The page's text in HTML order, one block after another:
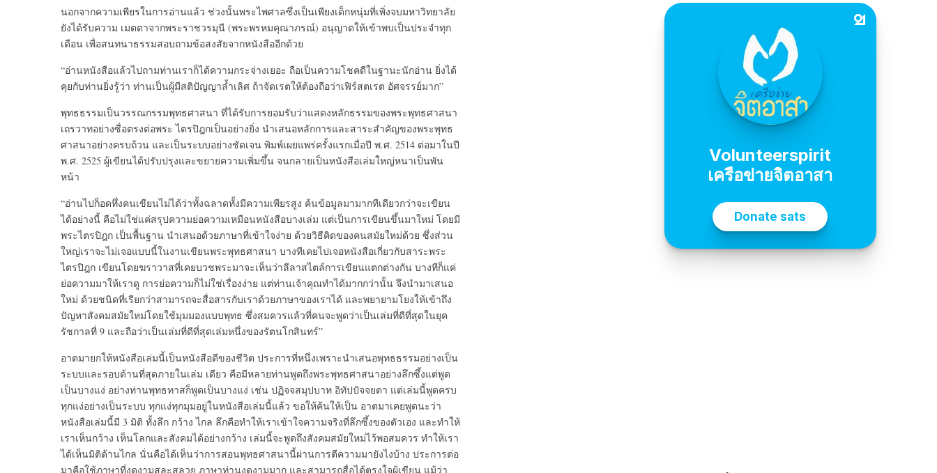
นอกจากความเพียรในการอ่านแล้ว ช่วงนั้นพระไพศาลซึ่งเป็นเพียงเด็กหนุ่มที่เพิ่งจบมหาวิทยาลัย
ยังได้รับความ เมตตาจากพระราชวรมุนี (พระพรหมคุณาภรณ์) อนุญาตให้เข้าพบเป็นประจำทุก
เดือน เพื่อสนทนาธรรมสอบถามข้อสงสัยจากหนังสืออีกด้วย
“อ่านหนังสือแล้วไปถามท่านเราก็ได้ความกระจ่างเยอะ ถือเป็นความโชคดีในฐานะนักอ่าน ยิ่งได้
คุยกับท่านยิ่งรู้ว่า ท่านเป็นผู้มีสติปัญญาล้ำเลิศ ถ้าจัดเรตให้ต้องถือว่าเฟิร์สตเรต อัศจรรย์มาก”
พุทธธรรมเป็นวรรณกรรมพุทธศาสนา ที่ได้รับการยอมรับว่าแสดงหลักธรรมของพระพุทธศาสนา
เถรวาทอย่างซื่อตรงต่อพระ ไตรปิฎกเป็นอย่างยิ่ง นำเสนอหลักการและสาระสำคัญของพระพุทธ
ศาสนาอย่างครบถ้วน และเป็นระบบอย่างชัดเจน พิมพ์เผยแพร่ครั้งแรกเมื่อปี พ.ศ. 2514 ต่อมาในปี
พ.ศ. 2525 ผู้เขียนได้ปรับปรุงและขยายความเพิ่มขึ้น จนกลายเป็นหนังสือเล่มใหญ่หนาเป็นพัน
หน้า
“อ่านไปก็อดทึ่งคนเขียนไม่ได้ว่าทั้งฉลาดทั้งมีความเพียรสูง ค้นข้อมูลมามากทีเดียวกว่าจะเขียน
ได้อย่างนี้ คือไม่ใช่แค่สรุปความย่อความเหมือนหนังสือบางเล่ม แต่เป็นการเขียนขึ้นมาใหม่ โดยมี
พระไตรปิฎก เป็นพื้นฐาน นำเสนอด้วยภาษาที่เข้าใจง่าย ด้วยวิธีคิดของคนสมัยใหม่ด้วย ซึ่งส่วน
ใหญ่เราจะไม่เจอแบบนี้ในงานเขียนพระพุทธศาสนา บางทีเคยไปเจอหนังสือเกี่ยวกับสาระพระ
ไตรปิฎก เขียนโดยฆราวาสที่เคยบวชพระมาจะเห็นว่าลีลาสไตล์การเขียนแตกต่างกัน บางทีก็แค่
ย่อความมาให้เราดู การย่อความก็ไม่ใช่เรื่องง่าย แต่ท่านเจ้าคุณทำได้มากกว่านั้น จึงนำมาเสนอ
ใหม่ ด้วยชนิดที่เรียกว่าสามารถจะสื่อสารกับเราด้วยภาษาของเราได้ และพยายามโยงให้เข้าถึง
ปัญหาสังคมสมัยใหม่โดยใช้มุมมองแบบพุทธ ซึ่งสมควรแล้วที่คนจะพูดว่าเป็นเล่มที่ดีที่สุดในยุค
รัชกาลที่ 9 และถือว่าเป็นเล่มที่ดีที่สุดเล่มหนึ่งของรัตนโกสินทร์”
อาตมายกให้หนังสือเล่มนี้เป็นหนังสือดีของชีวิต ประการที่หนึ่งเพราะนำเสนอพุทธธรรมอย่างเป็น
ระบบและรอบด้านที่สุดภายในเล่ม เดียว คือมีหลายท่านพูดถึงพระพุทธศาสนาอย่างลึกซึ้งแต่พูด
เป็นบางแง่ อย่างท่านพุทธทาสก็พูดเป็นบางแง่ เช่น ปฏิจจสมุปบาท อิทัปปัจจยตา แต่เล่มนี้พูดครบ
ทุกแง่อย่างเป็นระบบ ทุกแง่ทุกมุมอยู่ในหนังสือเล่มนี้แล้ว ขอให้ค้นให้เป็น อาตมาเคยพูดนะว่า
หนังสือเล่มนี้มี 3 มิติ ทั้งลึก กว้าง ไกล ลึกคือทำให้เราเข้าใจความจริงที่ลึกซึ้งของตัวเอง และทำให้
เราเห็นกว้าง เห็นโลกและสังคมได้อย่างกว้าง เล่มนี้จะพูดถึงสังคมสมัยใหม่ไว้พอสมควร ทำให้เรา
ได้เห็นมิติด้านไกล นั่นคือได้เห็นว่าการสอนพุทธศาสนานี้ผ่านการตีความมายังไงบ้าง ประการต่อ
มาคือใช้ภาษาที่งดงามสละสลวย ภาษาท่านงดงามมาก และสามารถสื่อได้ตรงใจผู้เขียน แม้ว่า